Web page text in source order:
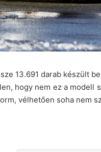
13.691 darab készült
hogy nem ez a modell
vélhetően soha nem